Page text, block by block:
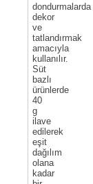
dondurmalarda
dekor
ve
tatlandırmak
amacıyla
kullanılır.
Süt
bazlı
ürünlerde
40
g
ilave
edilerek
eşit
dağılım
olana
kadar